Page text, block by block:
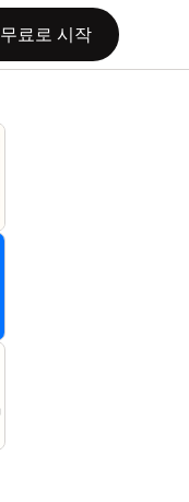
무료로 시작